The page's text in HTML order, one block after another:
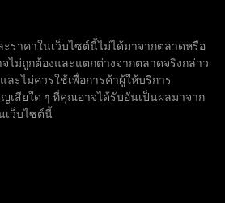
ราคาในเว็บไซต์นี้ไม่ได้มาจากตลาดหรือ
ไม่ถูกต้องและแตกต่างจากตลาดจริงกล่าว
ะไม่ควรใช้เพื่อการค้าผู้ให้บริการ
เสียใด ๆ ที่คุณอาจได้รับอันเป็นผลมาจาก
เว็บไซต์นี้